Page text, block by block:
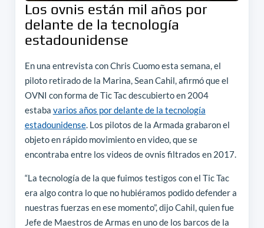
Los ovnis están mil años por
delante de la tecnología
estadounidense
En una entrevista con Chris Cuomo esta semana, el
piloto retirado de la Marina, Sean Cahil, afirmó que el
OVNI con forma de Tic Tac descubierto en 2004
estaba varios años por delante de la tecnología
estadounidense. Los pilotos de la Armada grabaron el
objeto en rápido movimiento en video, que se
encontraba entre los videos de ovnis filtrados en 2017.
“La tecnología de la que fuimos testigos con el Tic Tac
era algo contra lo que no hubiéramos podido defender a
nuestras fuerzas en ese momento”, dijo Cahil, quien fue
Jefe de Maestros de Armas en uno de los barcos de la